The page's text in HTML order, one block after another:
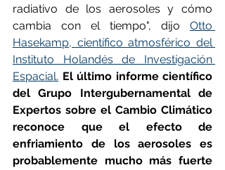
radiativo de los aerosoles y cómo
cambia con el tiempo", dijo Otto
Hasekamp, científico atmosférico del
Instituto Holandés de Investigación
Espacial. El último informe científico
del Grupo Intergubernamental de
Expertos sobre el Cambio Climático
reconoce que el efecto de
enfriamiento de los aerosoles es
probablemente mucho más fuerte